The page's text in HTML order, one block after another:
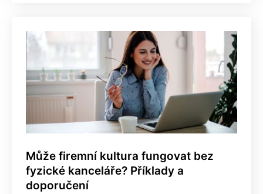
Může firemní kultura fungovat bez
fyzické kanceláře? Příklady a
doporučení